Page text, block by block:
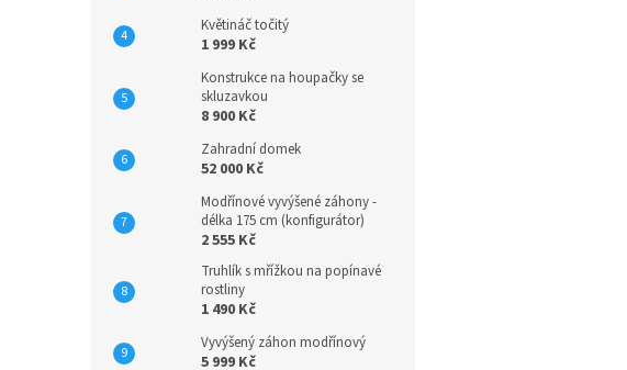
Květináč točitý
1 999 Kč
Konstrukce na houpačky se
skluzavkou
8 900 Kč
Zahradní domek
52 000 Kč
Modřínové vyvýšené záhony -
délka 175 cm (konfigurátor)
2 555 Kč
Truhlík s mřížkou na popínavé
rostliny
1 490 Kč
Vyvýšený záhon modřínový
5 999 Kč